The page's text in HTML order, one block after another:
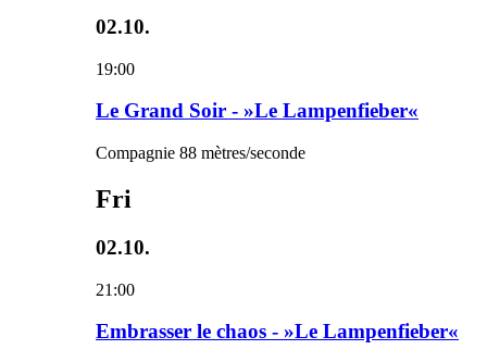
02.10.
19:00
Le Grand Soir - »Le Lampenfieber«
Compagnie 88 mètres/seconde
Fri
02.10.
21:00
Embrasser le chaos - »Le Lampenfieber«